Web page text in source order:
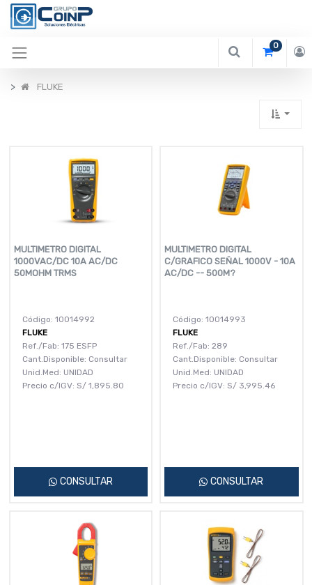
0
FLUKE
MULTIMETRO DIGITAL
1000VAC/DC 10A AC/DC
50MOHM TRMS
Código: 10014992
FLUKE
Ref./Fab: 175 ESFP
Cant.Disponible: Consultar
Unid.Med: UNIDAD
Precio c/IGV: S/ 1,895.80
CONSULTAR
MULTIMETRO DIGITAL
C/GRAFICO SEÑAL 1000V - 10A
AC/DC -- 500M?
Código: 10014993
FLUKE
Ref./Fab: 289
Cant.Disponible: Consultar
Unid.Med: UNIDAD
Precio c/IGV: S/ 3,995.46
CONSULTAR